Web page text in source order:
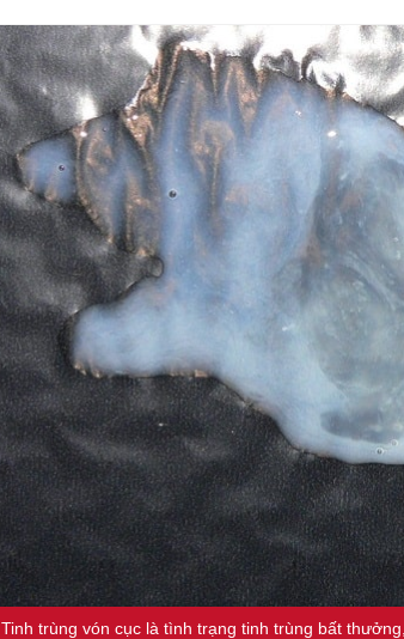
Tinh trùng vón cục là tình trạng tinh trùng bất